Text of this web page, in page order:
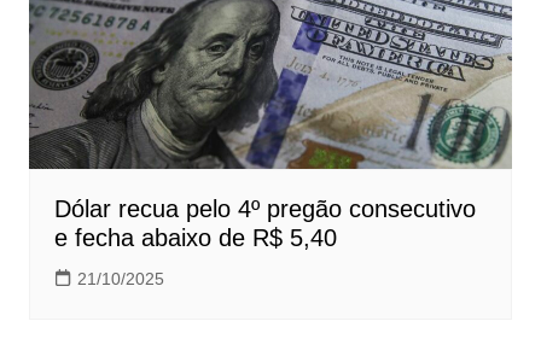
Dólar recua pelo 4º pregão consecutivo
e fecha abaixo de R$ 5,40
21/10/2025